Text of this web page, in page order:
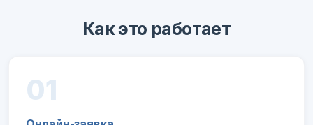
Как это работает
01